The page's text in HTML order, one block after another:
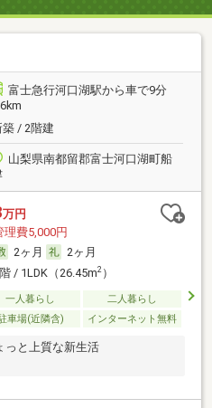
富士急行河口湖駅から車で9分
築 / 2階建
山梨県南都留郡富士河口湖町船
万円
理費5,000円
2ヶ月
2ヶ月
/ 1LDK（26.45m2）
一人暮らし
二人暮らし
車場(近隣含) インターネット無料
っと上質な新生活